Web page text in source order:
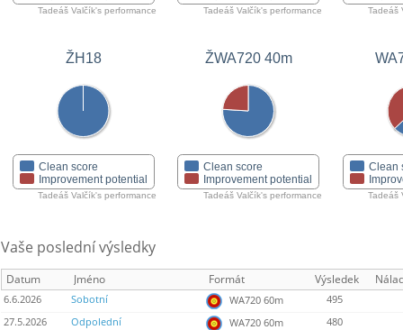
Tadeáš Valčík's performance Tadeáš Valčík's performance Tadeáš
ŽH18
Clean score
Improvement potential
Tadeáš Valčík's performance
ŽWA720 40m
Clean score
Improvement potential
Tadeáš Valčík's performance
Clean
Tadeáš
Vaše poslední výsledky
Datum Jméno Formát Výsledek
6.6.2026 Sobotní WA720 60m
495
27.5.2026
Odpolední WA720 60m
480